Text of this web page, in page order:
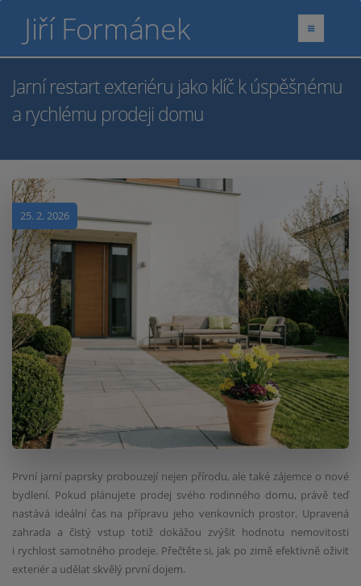
Jiří Formánek
Jarní restart exteriéru jako klíč k úspěšnému
a rychlému prodeji domu
25. 2. 2026
První jarní paprsky probouzejí nejen přírodu, ale také zájemce o nové
bydlení. Pokud plánujete prodej svého rodinného domu, právě teď
nastává ideální čas na přípravu jeho venkovních prostor. Upravená
zahrada a čistý vstup totiž dokážou zvýšit hodnotu nemovitosti
i rychlost samotného prodeje. Přečtěte si, jak po zimě efektivně oživit
exteriér a udělat skvělý první dojem.